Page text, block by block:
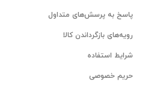
پاسخ به پرسش‌های متداول
رویه‌های بازگرداندن کالا
شرایط استفاده
حریم خصوصی